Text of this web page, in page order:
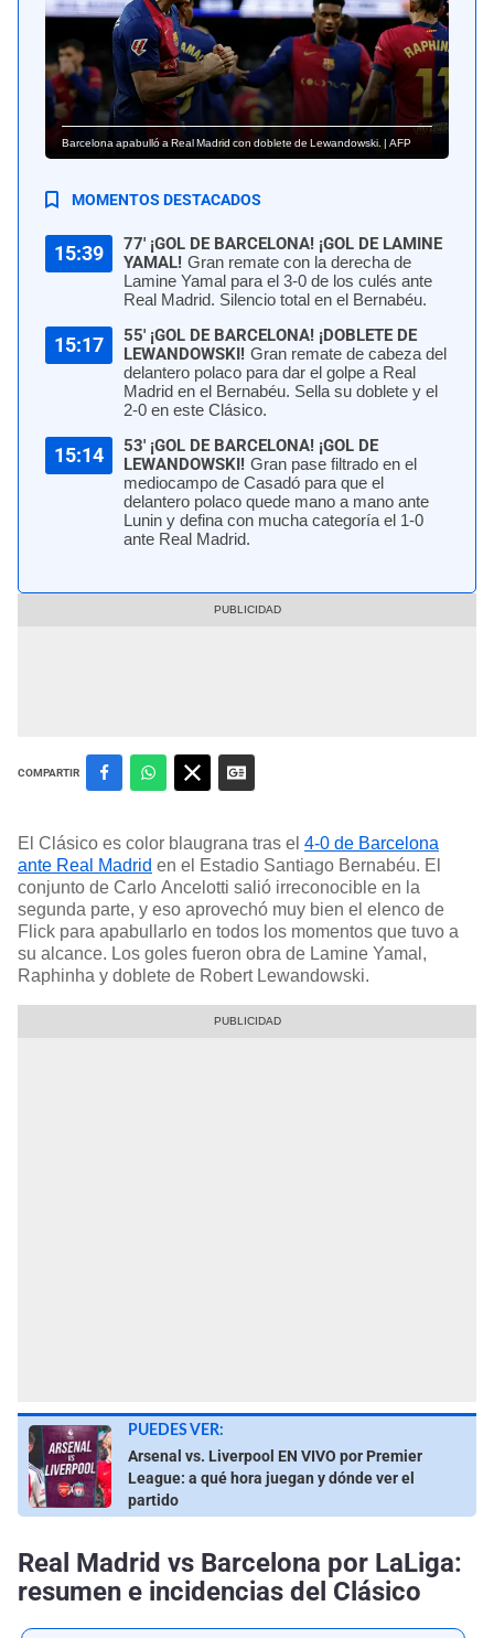
Barcelona apabulló a Real Madrid con doblete de Lewandowski. | AFP
MOMENTOS DESTACADOS
15:39
77' ¡GOL DE BARCELONA! ¡GOL DE LAMINE
YAMAL! Gran remate con la derecha de
Lamine Yamal para el 3-0 de los culés ante
Real Madrid. Silencio total en el Bernabéu.
15:17
55' ¡GOL DE BARCELONA! ¡DOBLETE DE
LEWANDOWSKI! Gran remate de cabeza del
delantero polaco para dar el golpe a Real
Madrid en el Bernabéu. Sella su doblete y el
2-0 en este Clásico.
15:14
53' ¡GOL DE BARCELONA! ¡GOL DE
LEWANDOWSKI! Gran pase filtrado en el
mediocampo de Casadó para que el
delantero polaco quede mano a mano ante
Lunin y defina con mucha categoría el 1-0
ante Real Madrid.
COMPARTIR
El Clásico es color blaugrana tras el 4-0 de Barcelona
ante Real Madrid en el Estadio Santiago Bernabéu. El
conjunto de Carlo Ancelotti salió irreconocible en la
segunda parte, y eso aprovechó muy bien el elenco de
Flick para apabullarlo en todos los momentos que tuvo a
su alcance. Los goles fueron obra de Lamine Yamal,
Raphinha y doblete de Robert Lewandowski.
PUEDES VER:
Arsenal vs. Liverpool EN VIVO por Premier
League: a qué hora juegan y dónde ver el
partido
Real Madrid vs Barcelona por LaLiga:
resumen e incidencias del Clásico